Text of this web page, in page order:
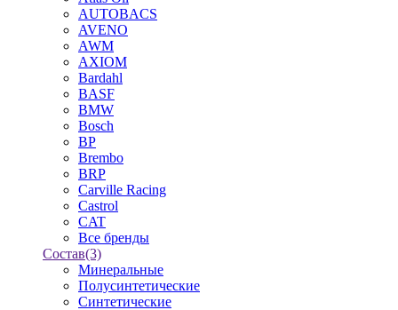
AUTOBACS
AVENO
AWM
AXIOM
Bardahl
BASF
BMW
Bosch
BP
Brembo
BRP
Carville Racing
Castrol
CAT
Все бренды
Состав(3)
Минеральные
Полусинтетические
Синтетические